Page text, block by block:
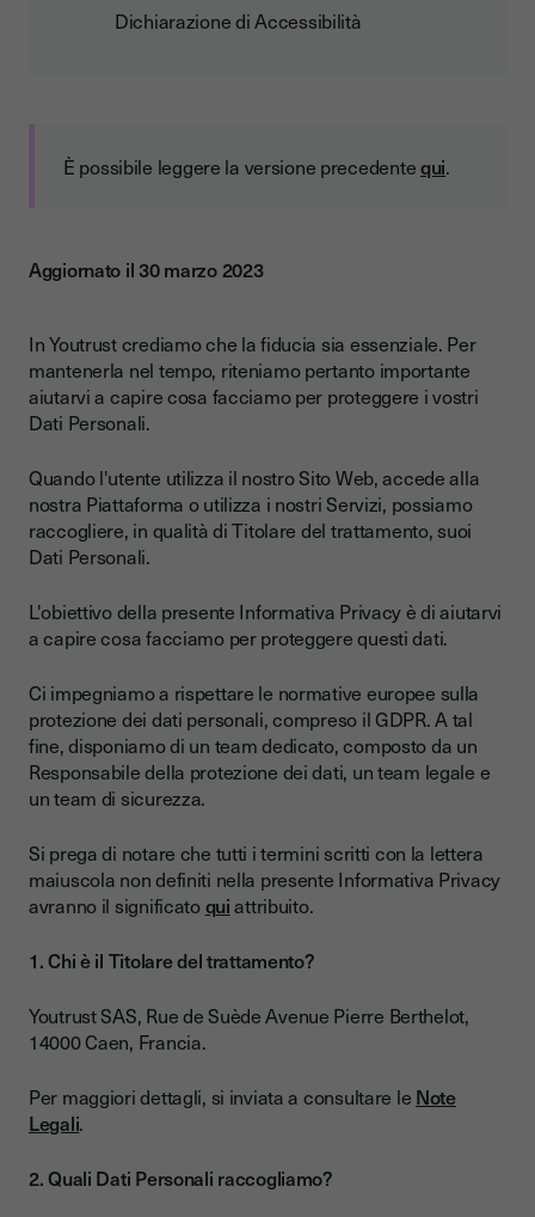
Dichiarazione di Accessibilità
È possibile leggere la versione precedentequi.
Aggiornato il 30 marzo 2023
In Youtrust crediamo che la fiducia sia essenziale. Per
mantenerla nel tempo, riteniamo pertanto importante
aiutarvi a capire cosa facciamo per proteggere i vostri
Dati Personali.
Quando l'utente utilizza il nostro Sito Web, accede alla
nostra Piattaforma o utilizza i nostri Servizi, possiamo
raccogliere, in qualità di Titolare del trattamento, suoi
Dati Personali.
L'obiettivo della presente Informativa Privacy è di aiutarvi
a capire cosa facciamo per proteggere questi dati.
Ci impegniamo a rispettare le normative europee sulla
protezione dei dati personali, compreso il GDPR. A tal
fine, disponiamo di un team dedicato, composto da un
Responsabile della protezione dei dati, un team legale e
un team di sicurezza.
Si prega di notare che tutti i termini scritti con la lettera
maiuscola non definiti nella presente Informativa Privacy
avranno il significatoquiattribuito.
1. Chi è il Titolare del trattamento?
Youtrust SAS, Rue de Suède Avenue Pierre Berthelot,
14000 Caen, Francia.
Per maggiori dettagli, si inviata a consultare le Note
Legali.
2. Quali Dati Personali raccogliamo?